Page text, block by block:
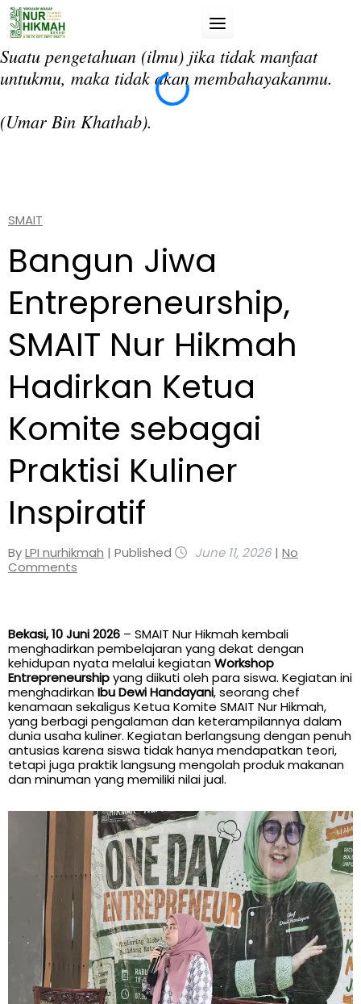
Skip
Suatu pengetahuan (ilmu) jika tidak manfaat
untukmu, maka tidak akan membahayakanmu.
(Umar Bin Khathab).
SMAIT
Bangun Jiwa
Entrepreneurship,
SMAIT Nur Hikmah
Hadirkan Ketua
Komite sebagai
Praktisi Kuliner
Inspiratif
ByLPI nurhikmah | Published June 11, 2026 | No
Comments
Bekasi, 10 Juni 2026 – SMAIT Nur Hikmah kembali
menghadirkan pembelajaran yang dekat dengan
kehidupan nyata melalui kegiatanWorkshop
Entrepreneurshipyang diikuti oleh para siswa. Kegiatan ini
menghadirkanIbu Dewi Handayani, seorang chef
kenamaan sekaligus Ketua Komite SMAIT Nur Hikmah,
yang berbagi pengalaman dan keterampilannya dalam
dunia usaha kuliner. Kegiatan berlangsung dengan penuh
antusias karena siswa tidak hanya mendapatkan teori,
tetapi juga praktik langsung mengolah produk makanan
dan minuman yang memiliki nilai jual.